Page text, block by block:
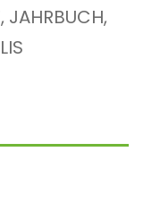
JAHRBUCH,